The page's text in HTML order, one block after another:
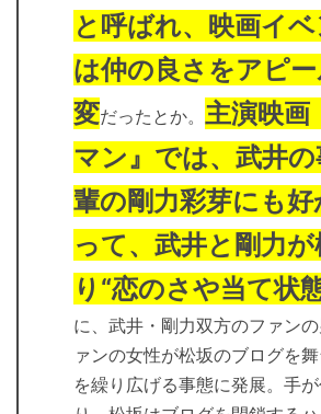
と呼ばれ、映画イ
は仲の良さをアピ
変だったとか。 主演映画
マン』では、武井
輩の剛力彩芽にも好
って、武井と剛力
り“恋のさや当て状
に、武井・剛力双方のファン
ァンの女性が松坂のブログを
を繰り広げる事態に発展。手